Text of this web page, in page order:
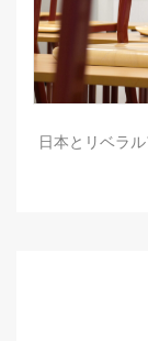
日本とリベラ